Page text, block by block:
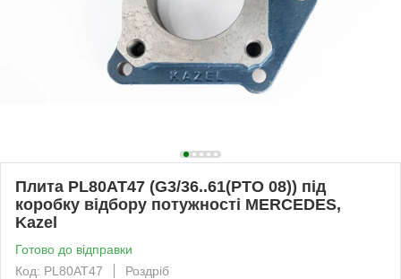
Плита PL80AT47 (G3/36..61(PTO 08)) під
коробку відбору потужності MERCEDES,
Kazel
Готово до відправки
Код: PL80AT47
Роздріб